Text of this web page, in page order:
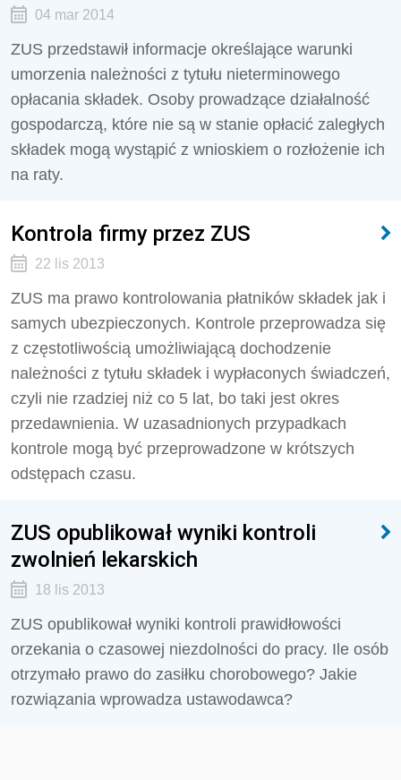
04 mar 2014
ZUS przedstawił informacje określające warunki
umorzenia należności z tytułu nieterminowego
opłacania składek. Osoby prowadzące działalność
gospodarczą, które nie są w stanie opłacić zaległych
składek mogą wystąpić z wnioskiem o rozłożenie ich
na raty.
Kontrola firmy przez ZUS
22 lis 2013
ZUS ma prawo kontrolowania płatników składek jak i
samych ubezpieczonych. Kontrole przeprowadza się
z częstotliwością umożliwiającą dochodzenie
należności z tytułu składek i wypłaconych świadczeń,
czyli nie rzadziej niż co 5 lat, bo taki jest okres
przedawnienia. W uzasadnionych przypadkach
kontrole mogą być przeprowadzone w krótszych
odstępach czasu.
ZUS opublikował wyniki kontroli
zwolnień lekarskich
18 lis 2013
ZUS opublikował wyniki kontroli prawidłowości
orzekania o czasowej niezdolności do pracy. Ile osób
otrzymało prawo do zasiłku chorobowego? Jakie
rozwiązania wprowadza ustawodawca?